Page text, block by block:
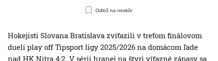
Odlož na neskôr
Hokejisti Slovana Bratislava zvíťazili v treťom finálovom
dueli play off Tipsport ligy 2025/2026 na domácom ľade
nad HK Nitra 4:2. V sérii hranej na štyri víťazné zápasy sa